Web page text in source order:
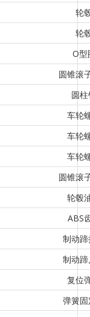
轮
轮
O型
圆锥滚
圆
车轮
车轮
车轮
圆锥滚
轮毂
ABS
制动
制动
复位
弹簧